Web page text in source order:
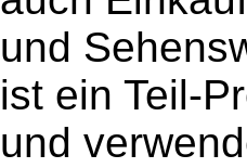
und
ist ein Teil-
und